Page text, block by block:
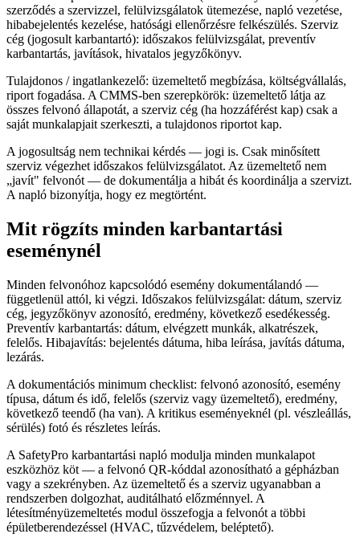
szerződés a szervizzel, felülvizsgálatok ütemezése, napló vezetése,
hibabejelentés kezelése, hatósági ellenőrzésre felkészülés. Szerviz
cég (jogosult karbantartó): időszakos felülvizsgálat, preventív
karbantartás, javítások, hivatalos jegyzőkönyv.
Tulajdonos / ingatlankezelő: üzemeltető megbízása, költségvállalás,
riport fogadása. A CMMS-ben szerepkörök: üzemeltető látja az
összes felvonó állapotát, a szerviz cég (ha hozzáférést kap) csak a
saját munkalapjait szerkeszti, a tulajdonos riportot kap.
A jogosultság nem technikai kérdés — jogi is. Csak minősített
szerviz végezhet időszakos felülvizsgálatot. Az üzemeltető nem
„javít" felvonót — de dokumentálja a hibát és koordinálja a szervizt.
A napló bizonyítja, hogy ez megtörtént.
Mit rögzíts minden karbantartási
eseménynél
Minden felvonóhoz kapcsolódó esemény dokumentálandó —
függetlenül attól, ki végzi. Időszakos felülvizsgálat: dátum, szerviz
cég, jegyzőkönyv azonosító, eredmény, következő esedékesség.
Preventív karbantartás: dátum, elvégzett munkák, alkatrészek,
felelős. Hibajavítás: bejelentés dátuma, hiba leírása, javítás dátuma,
lezárás.
A dokumentációs minimum checklist: felvonó azonosító, esemény
típusa, dátum és idő, felelős (szerviz vagy üzemeltető), eredmény,
következő teendő (ha van). A kritikus eseményeknél (pl. vészleállás,
sérülés) fotó és részletes leírás.
A SafetyPro karbantartási napló modulja minden munkalapot
eszközhöz köt — a felvonó QR-kóddal azonosítható a gépházban
vagy a szekrényben. Az üzemeltető és a szerviz ugyanabban a
rendszerben dolgozhat, auditálható előzménnyel. A
létesítményüzemeltetés modul összefogja a felvonót a többi
épületberendezéssel (HVAC, tűzvédelem, beléptető).